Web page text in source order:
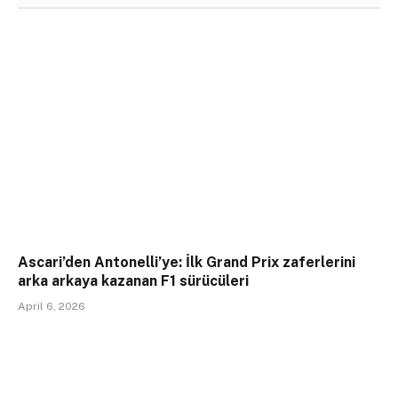
Ascari’den Antonelli’ye: İlk Grand Prix zaferlerini
arka arkaya kazanan F1 sürücüleri
April 6, 2026